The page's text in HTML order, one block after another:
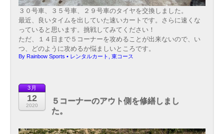
３０号車、３５号車、２９号車のタイヤを交換しました。
最近、良いタイムを出していた速いカートです。さらに速くな
っていると思います。挑戦してみてください！
ただ、１４日まで５コーナーを攻めることが出来ないので、い
つ、どのように攻めるか悩ましいところです。
By Rainbow Sports • レンタルカート ,東コース
3月
12
2020
５コーナーのアウト側を修繕しまし
た。